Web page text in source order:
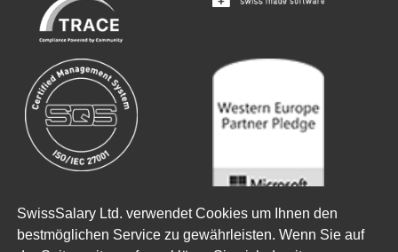
SwissSalary Ltd. verwendet Cookies um Ihnen den
bestmöglichen Service zu gewährleisten. Wenn Sie auf
Copyright © 2026SwissSalary Ltd.